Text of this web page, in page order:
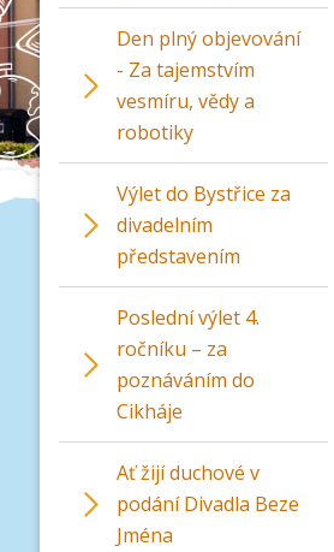
Den plný objevování
- Za tajemstvím
vesmíru, vědy a
robotiky
Výlet do Bystřice za
divadelním
představením
Poslední výlet 4.
ročníku – za
poznáváním do
Cikháje
Ať žijí duchové v
podání Divadla Beze
Jména